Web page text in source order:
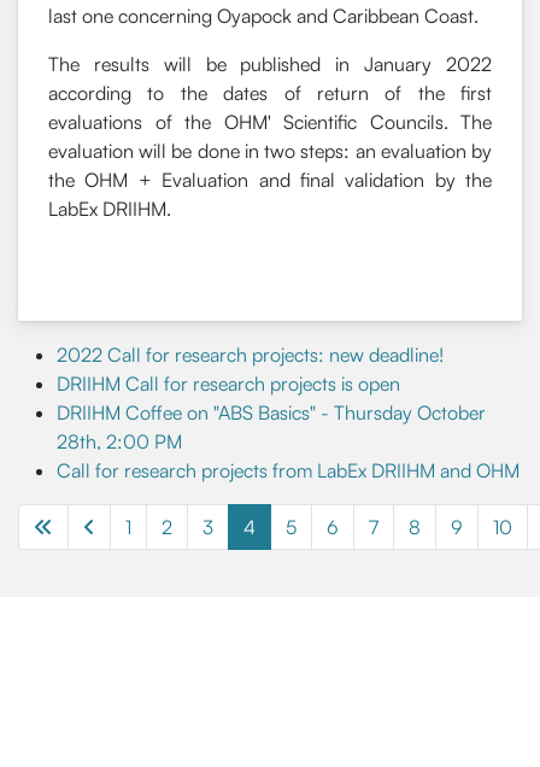
last one concerning Oyapock and Caribbean Coast.
The results will be published in January 2022
according to the dates of return of the first
evaluations of the OHM' Scientific Councils. The
evaluation will be done in two steps: an evaluation by
the OHM + Evaluation and final validation by the
LabEx DRIIHM.
2022 Call for research projects: new deadline!
DRIIHM Call for research projects is open
DRIIHM Coffee on "ABS Basics" - Thursday October
28th, 2:00 PM
Call for research projects from LabEx DRIIHM and OHM
Page 4 of 13
1 2 3 4 5 6 7 8 9 10